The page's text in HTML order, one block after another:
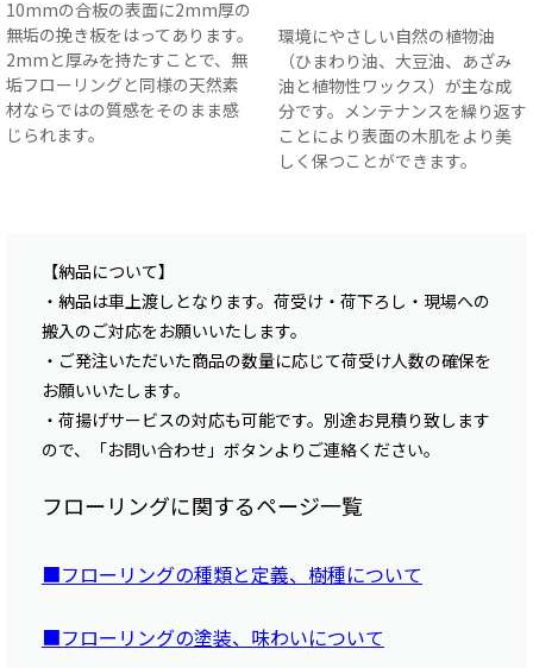
10mmの合板の表面に2mm厚の
無垢の挽き板をはってあります。
2mmと厚みを持たすことで、無
垢フローリングと同様の天然素
材ならではの質感をそのまま感
じられます。
環境にやさしい自然の植物油
（ひまわり油、大豆油、あざみ
油と植物性ワックス）が主な成
分です。メンテナンスを繰り返す
ことにより表面の木肌をより美
しく保つことができます。
【納品について】
・納品は車上渡しとなります。荷受け・荷下ろし・現場への
搬入のご対応をお願いいたします。
・ご発注いただいた商品の数量に応じて荷受け人数の確保を
お願いいたします。
・荷揚げサービスの対応も可能です。別途お見積り致します
ので、「お問い合わせ」ボタンよりご連絡ください。
フローリングに関するページ一覧
■フローリングの種類と定義、樹種について
■フローリングの塗装、味わいについて